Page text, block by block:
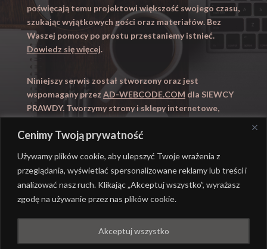
Cenimy Twoją prywatność
Używamy plików cookie, aby ulepszyć Twoje wrażenia z
przeglądania, wyświetlać spersonalizowane reklamy lub treści i
analizować nasz ruch. Klikając „Akceptuj wszystko”, wyrażasz
zgodę na używanie przez nas plików cookie.
Akceptuj wszystko
poświęcają temu projektowi większość swojego czasu,
szukając wyjątkowych gości oraz materiałów. Bez
Waszej pomocy po prostu przestaniemy istnieć.
Dowiedz się więcej.
Niniejszy serwis został stworzony oraz jest
wspomagany przez AD-WEBCODE.COM dla SIEWCY
PRAWDY. Tworzymy strony i sklepy internetowe,
Zapraszamy takze naWYUCZENI.PL
AD-WEBCODE.COM